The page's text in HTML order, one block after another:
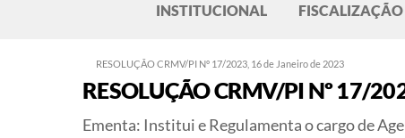
INSTITUCIONAL FISCALIZAÇÃO
RESOLUÇÃO CRMV/PI Nº 17/2023, 16 de Janeiro de 2023
RESOLUÇÃO CRMV/PI Nº 17/
Ementa: Institui e Regulamenta o cargo de